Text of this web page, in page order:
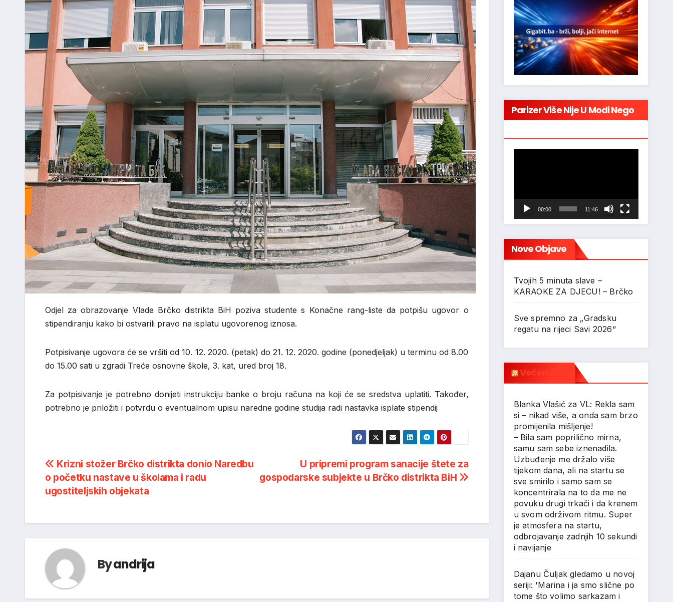
Odjel za obrazovanje Vlade Brčko distrikta BiH poziva studente s Konačne rang-liste da potpišu ugovor o
stipendiranju kako bi ostvarili pravo na isplatu ugovorenog iznosa.
Potpisivanje ugovora će se vršiti od 10. 12. 2020. (petak) do 21. 12. 2020. godine (ponedjeljak) u terminu od 8.00
do 15.00 sati u zgradi Treće osnovne škole, 3. kat, ured broj 18.
Za potpisivanje je potrebno donijeti instrukciju banke o broju računa na koji će se sredstva uplatiti. Također,
potrebno je priložiti i potvrdu o eventualnom upisu naredne godine studija radi nastavka isplate stipendij
Navigacija
objava
U pripremi program sanacije štete za
gospodarske subjekte u Brčko distrikta BiH
Krizni stožer Brčko distrikta donio Naredbu
o početku nastave u školama i radu
ugostiteljskih objekata
Byandrija
Parizer Više Nije U Modi Nego
00:00 11:46
Nove Objave
Tvojih 5 minuta slave –
KARAOKE ZA DJECU! – Brčko
Sve spremno za „Gradsku
regatu na rijeci Savi 2026“
Večernji.hr
Blanka Vlašić za VL: Rekla sam
si – nikad više, a onda sam brzo
promijenila mišljenje!
– Bila sam poprilično mirna,
samu sam sebe iznenadila.
Uzbuđenje me držalo više
tijekom dana, ali na startu se
sve smirilo i samo sam se
koncentrirala na to da me ne
povuku drugi trkači i da krenem
u svom održivom ritmu. Super
je atmosfera na startu,
odbrojavanje zadnjih 10 sekundi
i navijanje
Dajanu Čuljak gledamo u novoj
seriji: 'Marina i ja smo slične po
tome što volimo sarkazam i